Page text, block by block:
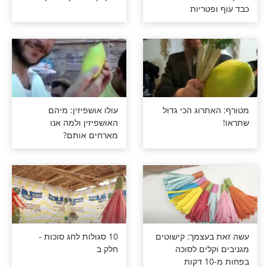
להושענא סגולות ארבעת המינים
מהסוכה
תפילה מיוחדת לאמירה